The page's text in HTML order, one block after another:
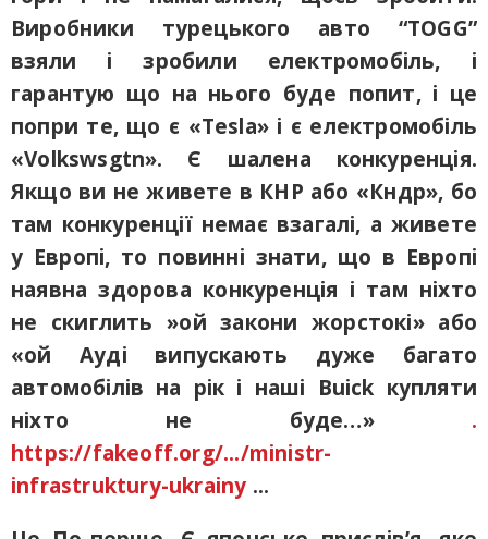
Виробники турецького авто “TOGG”
взяли і зробили електромобіль, і
гарантую що на нього буде попит, і це
попри те, що є «Tesla» і є електромобіль
«Volkswsgtn». Є шалена конкуренція.
Якщо ви не живете в КНР або «Кндр», бо
там конкуренції немає взагалі, а живете
у Европі, то повинні знати, що в Европі
наявна здорова конкуренція і там ніхто
не скиглить »ой закони жорстокі» або
«ой Ауді випускають дуже багато
автомобілів на рік і наші Buick купляти
ніхто не буде…» .
https://fakeoff.org/.../ministr-
infrastruktury-ukrainy ...